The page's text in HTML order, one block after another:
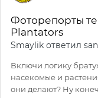
Фоторепорты
Plantators
Smaylik ответил
Включи логику
насекомые и
они делают? Ну